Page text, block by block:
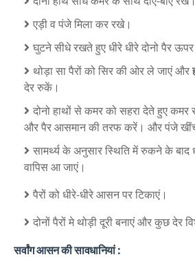
एड़ी व पंजे मिला कर रखे।
घुटने सीधे रखते हुए धीरे धीरे दोनो पैर
थोड़ा सा पैरों को सिर की ओर ले जाएं और
देर रुकें।
दोनो हाथों से कमर को सहरा देते हुए
और पैर आसमान की तरफ करें। और पंजे
सामर्थ्य के अनुसार स्थिति में रुकने के बाद
वापिस आ जाएं।
पैरों को धीरे-धीरे आसन पर टिकाएं।
दोनों पैरों मे थोड़ी दूरी बनाएं और कुछ देर
सर्वांग आसन की सावधानियां :